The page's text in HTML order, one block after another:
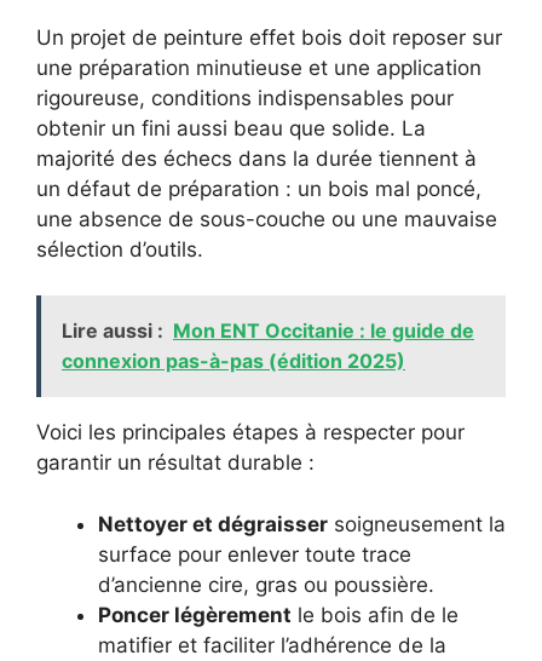
Un projet de peinture effet bois doit reposer sur
une préparation minutieuse et une application
rigoureuse, conditions indispensables pour
obtenir un fini aussi beau que solide. La
majorité des échecs dans la durée tiennent à
un défaut de préparation : un bois mal poncé,
une absence de sous-couche ou une mauvaise
sélection d’outils.
Lire aussi : Mon ENT Occitanie : le guide de
connexion pas-à-pas (édition 2025)
Voici les principales étapes à respecter pour
garantir un résultat durable :
Nettoyer et dégraisser soigneusement la
surface pour enlever toute trace
d’ancienne cire, gras ou poussière.
Poncer légèrement le bois afin de le
matifier et faciliter l’adhérence de la